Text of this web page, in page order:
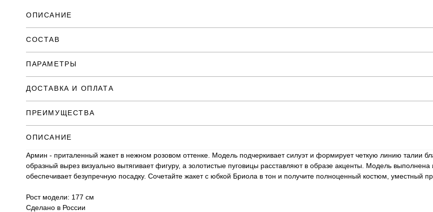
ОПИСАНИЕ
СОСТАВ
ПАРАМЕТРЫ
ДОСТАВКА И ОПЛАТА
ПРЕИМУЩЕСТВА
ОПИСАНИЕ
Армин - приталенный жакет в нежном розовом оттенке. Модель подчеркивает силуэт и формирует четкую линию талии
образный вырез визуально вытягивает фигуру, а золотистые пуговицы расставляют в образе акценты. Модель
обеспечивает безупречную посадку. Сочетайте жакет с юбкой Бриола в тон и получите полноценный костюм, уместный
Рост модели: 177 см
Сделано в России